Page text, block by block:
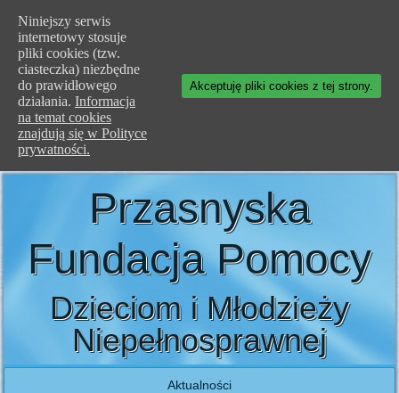
Przasnyska
Fundacja Pomocy
Dzieciom i Młodzieży
Niepełnosprawnej
Aktualności
Niniejszy serwis
internetowy stosuje
pliki cookies (tzw.
ciasteczka) niezbędne
do prawidłowego
działania. Informacja
na temat cookies
znajdują się w Polityce
prywatności.
Akceptuję pliki cookies z tej strony.